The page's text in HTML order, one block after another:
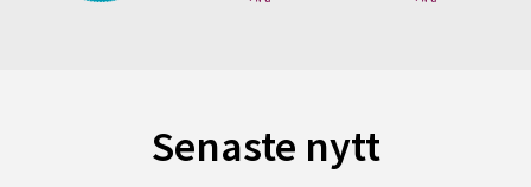
Senaste nytt